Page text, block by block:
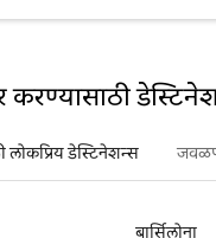
लोकप्रिय डेस्टिनेशन्स
बार्सिलोना